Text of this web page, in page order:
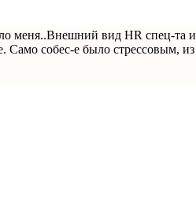
меня..Внешний вид HR спец-
Само собес-е было стрессовым,